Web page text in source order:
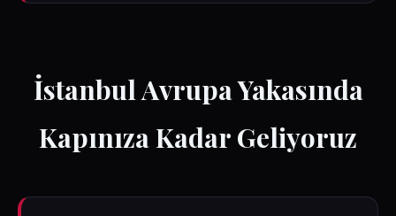
İstanbul Avrupa Yakasında
Kapınıza Kadar Geliyoruz